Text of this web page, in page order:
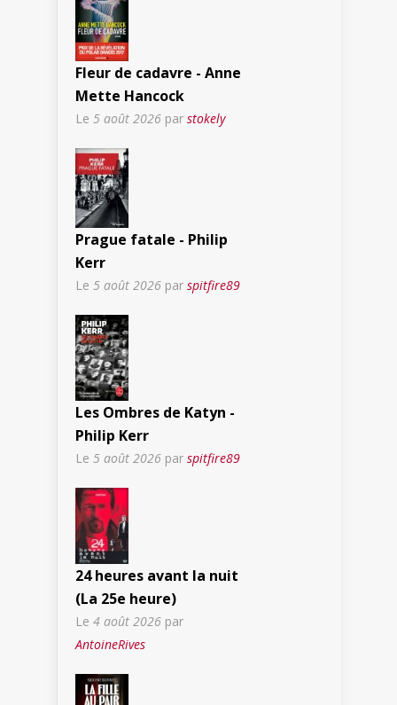
Fleur de cadavre - Anne
Mette Hancock
Le 5 août 2026 par stokely
Prague fatale - Philip
Kerr
Le 5 août 2026 par spitfire89
Les Ombres de Katyn -
Philip Kerr
Le 5 août 2026 par spitfire89
24 heures avant la nuit
(La 25e heure)
Le 4 août 2026 par
AntoineRives